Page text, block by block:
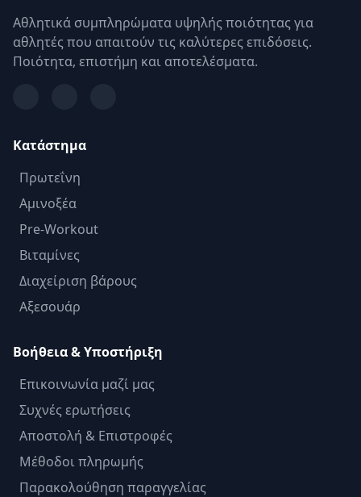
Αθλητικά συμπληρώματα υψηλής ποιότητας για
αθλητές που απαιτούν τις καλύτερες επιδόσεις.
Ποιότητα, επιστήμη και αποτελέσματα.
Κατάστημα
Πρωτεΐνη
Αμινοξέα
Pre-Workout
Βιταμίνες
Διαχείριση βάρους
Αξεσουάρ
Βοήθεια & Υποστήριξη
Επικοινωνία μαζί μας
Συχνές ερωτήσεις
Αποστολή & Επιστροφές
Μέθοδοι πληρωμής
Παρακολούθηση παραγγελίας